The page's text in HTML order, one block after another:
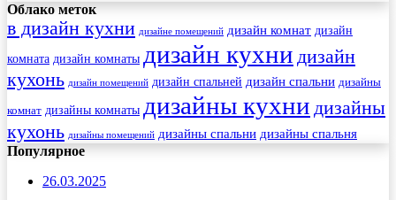
Облако меток
в дизайн кухни дизайне помещений дизайн комнат дизайн
комната дизайн комнаты дизайн кухни дизайн
кухонь дизайн помещений дизайн спальней дизайн спальни дизайны
комнат дизайны комнаты дизайны кухни дизайны
кухонь дизайны помещений дизайны спальни дизайны спальня
Популярное
26.03.2025